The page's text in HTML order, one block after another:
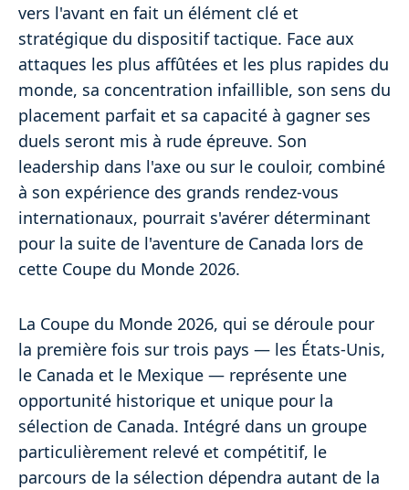
vers l'avant en fait un élément clé et
stratégique du dispositif tactique. Face aux
attaques les plus affûtées et les plus rapides du
monde, sa concentration infaillible, son sens du
placement parfait et sa capacité à gagner ses
duels seront mis à rude épreuve. Son
leadership dans l'axe ou sur le couloir, combiné
à son expérience des grands rendez-vous
internationaux, pourrait s'avérer déterminant
pour la suite de l'aventure de Canada lors de
cette Coupe du Monde 2026.
La Coupe du Monde 2026, qui se déroule pour
la première fois sur trois pays — les États-Unis,
le Canada et le Mexique — représente une
opportunité historique et unique pour la
sélection de Canada. Intégré dans un groupe
particulièrement relevé et compétitif, le
parcours de la sélection dépendra autant de la